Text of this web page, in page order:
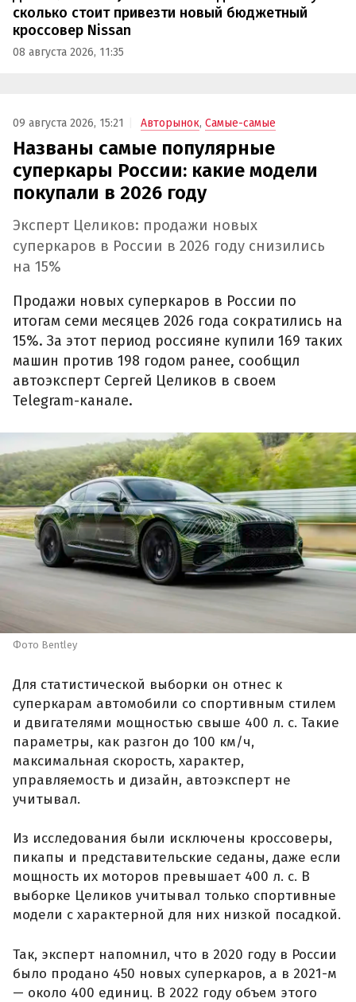
сколько стоит привезти новый бюджетный
кроссовер Nissan
08 августа 2026, 11:35
09 августа 2026, 15:21 Авторынок, Самые-самые
Названы самые популярные
суперкары России: какие модели
покупали в 2026 году
Эксперт Целиков: продажи новых
суперкаров в России в 2026 году снизились
на 15%
Продажи новых суперкаров в России по
итогам семи месяцев 2026 года сократились на
15%. За этот период россияне купили 169 таких
машин против 198 годом ранее, сообщил
автоэксперт Сергей Целиков в своем
Telegram-канале.
Фото Bentley
Для статистической выборки он отнес к
суперкарам автомобили со спортивным стилем
и двигателями мощностью свыше 400 л. с. Такие
параметры, как разгон до 100 км/ч,
максимальная скорость, характер,
управляемость и дизайн, автоэксперт не
учитывал.
Из исследования были исключены кроссоверы,
пикапы и представительские седаны, даже если
мощность их моторов превышает 400 л. с. В
выборке Целиков учитывал только спортивные
модели с характерной для них низкой посадкой.
Так, эксперт напомнил, что в 2020 году в России
было продано 450 новых суперкаров, а в 2021-м
— около 400 единиц. В 2022 году объем этого